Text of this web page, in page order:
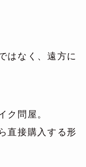
はなく、遠方に
ク問屋。
直接購入する形